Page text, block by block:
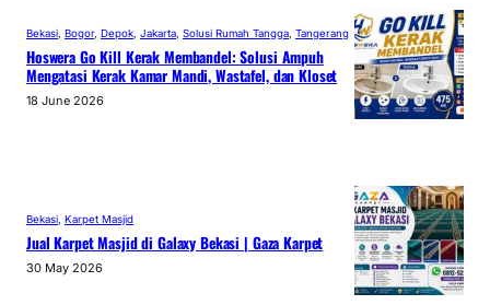
Bekasi Bogor, Depok Jakarta Solusi Rumah Tangga Tangerang
Hoswera Go Kill Kerak Membandel: Solusi Ampuh
Mengatasi Kerak Kamar Mandi, Wastafel, dan Kloset
18 June 2026
Bekasi Karpet Masjid
Jual Karpet Masjid di Galaxy Bekasi | Gaza Karpet
30 May 2026